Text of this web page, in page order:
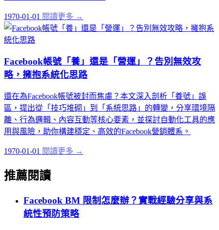
1970-01-01 閱讀更多 →
Facebook帳號「養」還是「營運」？告別無效攻
略，擁抱系統化思路
還在為Facebook帳號被封而焦慮？本文深入剖析「養號」誤
區，提出從「技巧堆砌」到「系統思路」的轉變，分享環境隔
離、行為邏輯、內容互動等核心要素，並探討自動化工具的應
用與風險，助你構建穩定、高效的Facebook營銷體系。
1970-01-01 閱讀更多 →
推薦閱讀
Facebook BM 限制怎麼辦？實戰經驗分享與系
統性預防策略